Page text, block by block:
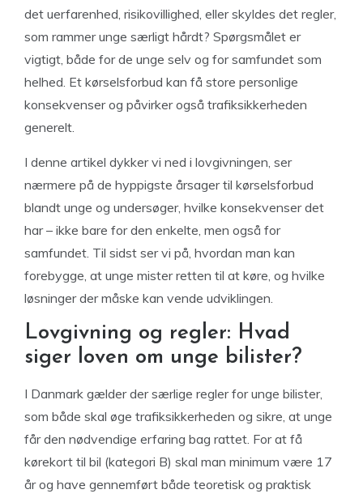
det uerfarenhed, risikovillighed, eller skyldes det regler,
som rammer unge særligt hårdt? Spørgsmålet er
vigtigt, både for de unge selv og for samfundet som
helhed. Et kørselsforbud kan få store personlige
konsekvenser og påvirker også trafiksikkerheden
generelt.
I denne artikel dykker vi ned i lovgivningen, ser
nærmere på de hyppigste årsager til kørselsforbud
blandt unge og undersøger, hvilke konsekvenser det
har – ikke bare for den enkelte, men også for
samfundet. Til sidst ser vi på, hvordan man kan
forebygge, at unge mister retten til at køre, og hvilke
løsninger der måske kan vende udviklingen.
Lovgivning og regler: Hvad
siger loven om unge bilister?
I Danmark gælder der særlige regler for unge bilister,
som både skal øge trafiksikkerheden og sikre, at unge
får den nødvendige erfaring bag rattet. For at få
kørekort til bil (kategori B) skal man minimum være 17
år og have gennemført både teoretisk og praktisk